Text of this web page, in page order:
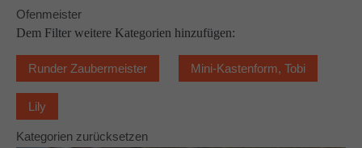
Ofenmeister
Dem Filter weitere Kategorien hinzufügen:
Runder Zaubermeister Mini-Kastenform, Tobi
Lily
Kategorien zurücksetzen